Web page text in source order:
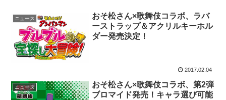
ニュース
おそ松さん×歌舞伎コラボ、ラバ
ーストラップ＆アクリルキーホル
ダー発売決定！
2017.02.04
ニュース
おそ松さん×歌舞伎コラボ、第2弾
ブロマイド発売！キャラ選び可能